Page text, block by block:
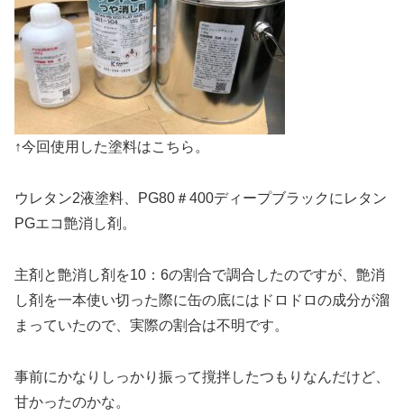
↑今回使用した塗料はこちら。
ウレタン2液塗料、PG80＃400ディープブラックにレタン
PGエコ艶消し剤。
主剤と艶消し剤を10：6の割合で調合したのですが、艶消
し剤を一本使い切った際に缶の底にはドロドロの成分が溜
まっていたので、実際の割合は不明です。
事前にかなりしっかり振って撹拌したつもりなんだけど、
甘かったのかな。